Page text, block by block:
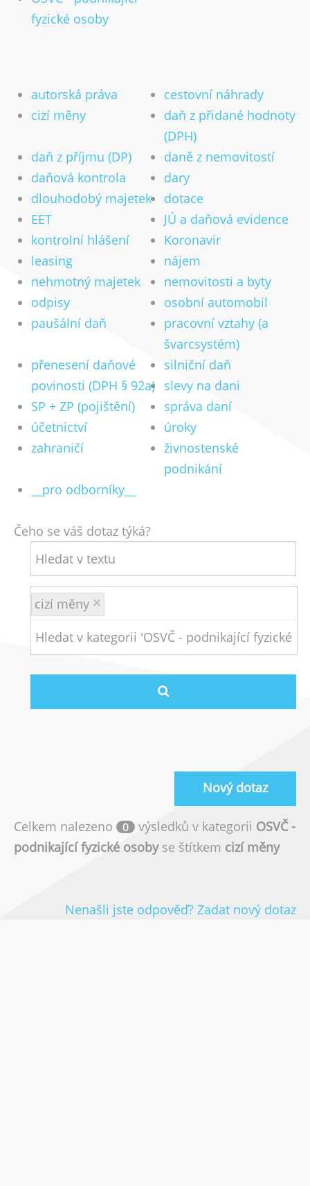
Důležitá čísla 2026 (2025 a 2024)
Vrácení přeplatku na dani
Publikování
Zdanění zahraničních příjmů
Archiv informací
Kontakt
Kariéra
CZ DE
Online poradna
Přijímáme nové klienty
fyzické osoby
autorská práva
cestovní náhrady
cizí měny
daň z přidané hodnoty
(DPH)
daň z příjmu (DP)
daně z nemovitostí
daňová kontrola
dary
dlouhodobý majetek
dotace
EET
JÚ a daňová evidence
kontrolní hlášení
Koronavir
leasing
nájem
nehmotný majetek
nemovitosti a byty
odpisy
osobní automobil
paušální daň
pracovní vztahy (a
švarcsystém)
přenesení daňové
povinosti (DPH § 92a)
silniční daň
slevy na dani
SP + ZP (pojištění)
správa daní
účetnictví
úroky
zahraničí
živnostenské
podnikání
__pro odborníky__
Čeho se váš dotaz týká?
cizí měny ×
Nový dotaz
Celkem nalezeno 0 výsledků v kategorii OSVČ -
podnikající fyzické osobyse štítkem cizí měny
Nenašli jste odpověď? Zadat nový dotaz